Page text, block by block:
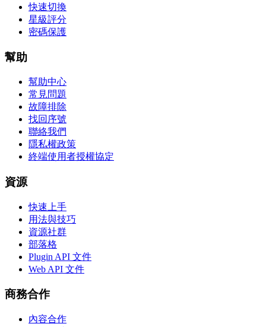
快速切換
星級評分
密碼保護
幫助
幫助中心
常見問題
故障排除
找回序號
聯絡我們
隱私權政策
終端使用者授權協定
資源
快速上手
用法與技巧
資源社群
部落格
Plugin API 文件
Web API 文件
商務合作
內容合作